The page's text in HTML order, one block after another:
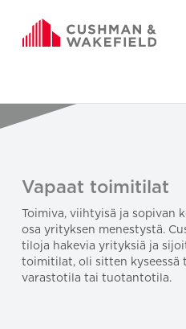
Vapaat toimitilat
Toimiva, viihtyisä ja
osa yrityksen menestystä.
tiloja hakevia yrityksiä ja
toimitilat, oli sitten kyseessä
varastotila tai tuotantotila.